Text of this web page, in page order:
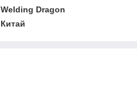
Welding Dragon
Китай